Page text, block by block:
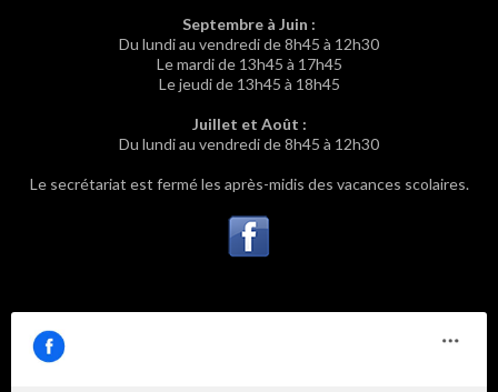
Septembre à Juin :
Du lundi au vendredi de 8h45 à 12h30
Le mardi de 13h45 à 17h45
Le jeudi de 13h45 à 18h45
Juillet et Août :
Du lundi au vendredi de 8h45 à 12h30
Le secrétariat est fermé les après-midis des vacances scolaires.